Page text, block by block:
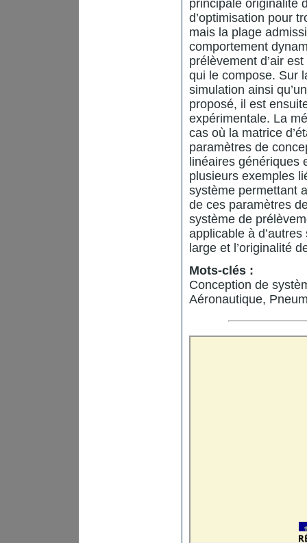
principale originalité
d’optimisation pour
mais la plage
comportement
prélèvement d’air
qui le compose. Sur
simulation ainsi
proposé, il est
expérimentale. La
cas où la matrice
paramètres de
linéaires génériques
plusieurs exemples
système permettant
de ces paramètres
système de
applicable à
large et l’originalité
Mots-clés :
Conception de
Aéronautique,